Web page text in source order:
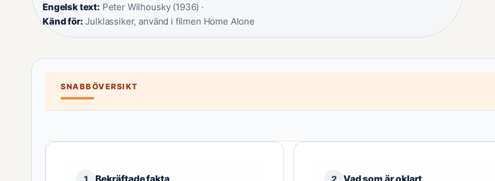
Engelsk text: Peter Wilhousky (1936) ·
Känd för: Julklassiker, använd i filmen Home Alone
SNABBÖVERSIKT
1 2